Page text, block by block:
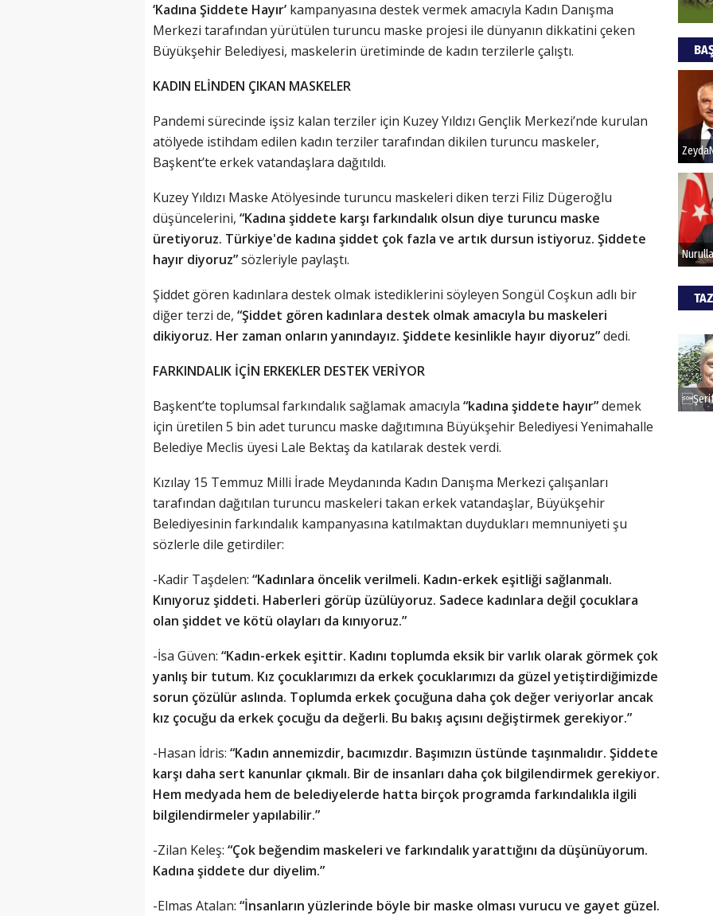
‘Kadına Şiddete Hayır’ kampanyasına destek vermek amacıyla Kadın Danışma
Merkezi tarafından yürütülen turuncu maske projesi ile dünyanın dikkatini çeken
Büyükşehir Belediyesi, maskelerin üretiminde de kadın terzilerle çalıştı.
KADIN ELİNDEN ÇIKAN MASKELER
Pandemi sürecinde işsiz kalan terziler için Kuzey Yıldızı Gençlik Merkezi’nde kurulan
atölyede istihdam edilen kadın terziler tarafından dikilen turuncu maskeler,
Başkent’te erkek vatandaşlara dağıtıldı.
Kuzey Yıldızı Maske Atölyesinde turuncu maskeleri diken terzi Filiz Dügeroğlu
düşüncelerini, “Kadına şiddete karşı farkındalık olsun diye turuncu maske
üretiyoruz. Türkiye'de kadına şiddet çok fazla ve artık dursun istiyoruz. Şiddete
hayır diyoruz”sözleriyle paylaştı.
Şiddet gören kadınlara destek olmak istediklerini söyleyen Songül Coşkun adlı bir
diğer terzi de, “Şiddet gören kadınlara destek olmak amacıyla bu maskeleri
dikiyoruz. Her zaman onların yanındayız. Şiddete kesinlikle hayır diyoruz”dedi.
FARKINDALIK İÇİN ERKEKLER DESTEK VERİYOR
Başkent’te toplumsal farkındalık sağlamak amacıyla “kadına şiddete hayır”demek
için üretilen 5 bin adet turuncu maske dağıtımına Büyükşehir Belediyesi Yenimahalle
Belediye Meclis üyesi Lale Bektaş da katılarak destek verdi.
Kızılay 15 Temmuz Milli İrade Meydanında Kadın Danışma Merkezi çalışanları
tarafından dağıtılan turuncu maskeleri takan erkek vatandaşlar, Büyükşehir
Belediyesinin farkındalık kampanyasına katılmaktan duydukları memnuniyeti şu
sözlerle dile getirdiler:
-Kadir Taşdelen: “Kadınlara öncelik verilmeli. Kadın-erkek eşitliği sağlanmalı.
Kınıyoruz şiddeti. Haberleri görüp üzülüyoruz. Sadece kadınlara değil çocuklara
olan şiddet ve kötü olayları da kınıyoruz.”
-İsa Güven: “Kadın-erkek eşittir. Kadını toplumda eksik bir varlık olarak görmek çok
yanlış bir tutum. Kız çocuklarımızı da erkek çocuklarımızı da güzel yetiştirdiğimizde
sorun çözülür aslında. Toplumda erkek çocuğuna daha çok değer veriyorlar ancak
kız çocuğu da erkek çocuğu da değerli. Bu bakış açısını değiştirmek gerekiyor.”
-Hasan İdris: “Kadın annemizdir, bacımızdır. Başımızın üstünde taşınmalıdır. Şiddete
karşı daha sert kanunlar çıkmalı. Bir de insanları daha çok bilgilendirmek gerekiyor.
Hem medyada hem de belediyelerde hatta birçok programda farkındalıkla ilgili
bilgilendirmeler yapılabilir.”
-Zilan Keleş: “Çok beğendim maskeleri ve farkındalık yarattığını da düşünüyorum.
Kadına şiddete dur diyelim.”
-Elmas Atalan: “İnsanların yüzlerinde böyle bir maske olması vurucu ve gayet güzel.
Bu